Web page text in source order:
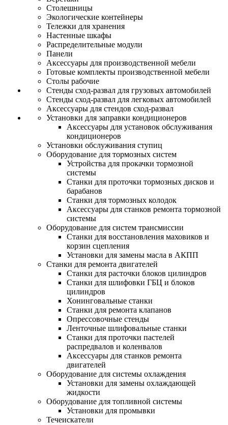
Столешницы
Экологические контейнеры
Тележки для хранения
Настенные шкафы
Распределительные модули
Панели
Аксессуары для производственной мебели
Готовые комплекты производственной мебели
Столы рабочие
Стенды сход-развал для грузовых автомобилей
Стенды сход-развал для легковых автомобилей
Аксессуары для стендов сход-развал
Установки для заправки кондиционеров
Аксессуары для установок обслуживания
кондиционеров
Установки обслуживания ступиц
Оборудование для тормозных систем
Устройства для прокачки тормозной
системы
Станки для проточки тормозных дисков и
барабанов
Станки для тормозных колодок
Аксессуары для станков ремонта тормозной
системы
Оборудование для систем трансмиссии
Станки для восстановления маховиков и
корзин сцепления
Установки для замены масла в АКПП
Станки для ремонта двигателей
Станки для расточки блоков цилиндров
Станки для шлифовки ГБЦ и блоков
цилиндров
Хонинговальные станки
Станки для ремонта клапанов
Опрессовочные стенды
Ленточные шлифовальные станки
Станки для проточки пастелей
распредвалов и коленвалов
Аксессуары для станков ремонта
двигателей
Оборудование для системы охлаждения
Установки для замены охлаждающей
жидкости
Оборудование для топливной системы
Установки для промывки
Течеискатели